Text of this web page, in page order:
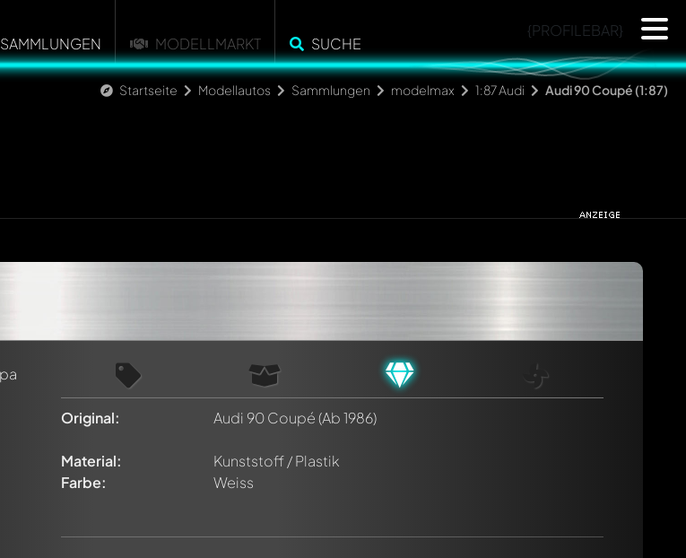
SAMMLUNGEN MODELLMARKT SUCHE
{PROFILEBAR}
Startseite Modellautos Sammlungen modelmax 1:87 Audi Audi 90 Coupé (1:87)
Original: Audi 90 Coupé(Ab 1986)
Material:
Kunststoff / Plastik
Farbe:
Weiss
diskutiert werden. Es ist wie ein Chat.
die Verwendung eines